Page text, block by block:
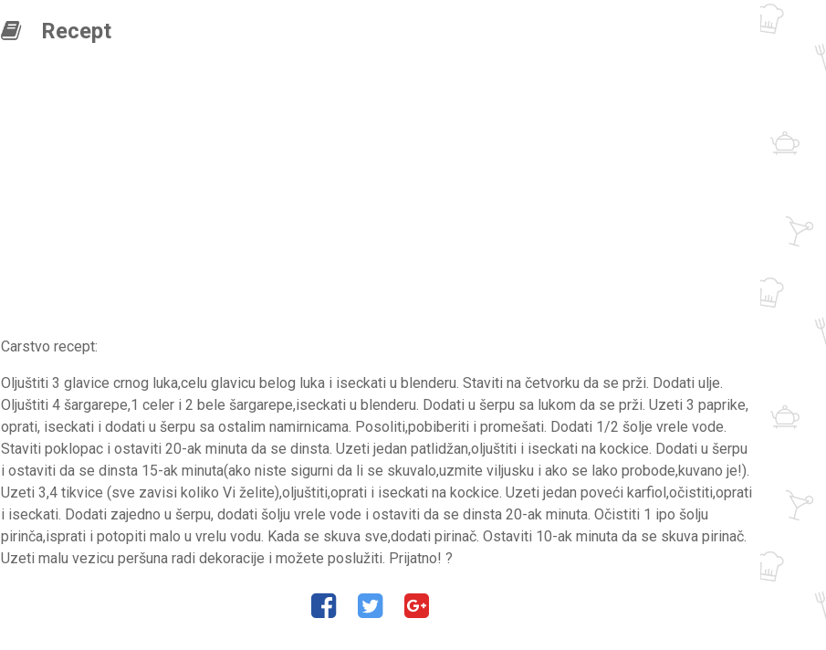
Recept
Carstvo recept:
Oljuštiti 3 glavice crnog luka,celu glavicu belog luka i iseckati u blenderu. Staviti na četvorku da se prži. Dodati ulje.
Oljuštiti 4 šargarepe,1 celer i 2 bele šargarepe,iseckati u blenderu. Dodati u šerpu sa lukom da se prži. Uzeti 3 paprike,
oprati, iseckati i dodati u šerpu sa ostalim namirnicama. Posoliti,pobiberiti i promešati. Dodati 1/2 šolje vrele vode.
Staviti poklopac i ostaviti 20-ak minuta da se dinsta. Uzeti jedan patlidžan,oljuštiti i iseckati na kockice. Dodati u šerpu
i ostaviti da se dinsta 15-ak minuta(ako niste sigurni da li se skuvalo,uzmite viljusku i ako se lako probode,kuvano je!).
Uzeti 3,4 tikvice (sve zavisi koliko Vi želite),oljuštiti,oprati i iseckati na kockice. Uzeti jedan poveći karfiol,očistiti,oprati
i iseckati. Dodati zajedno u šerpu, dodati šolju vrele vode i ostaviti da se dinsta 20-ak minuta. Očistiti 1 ipo šolju
pirinča,isprati i potopiti malo u vrelu vodu. Kada se skuva sve,dodati pirinač. Ostaviti 10-ak minuta da se skuva pirinač.
Uzeti malu vezicu peršuna radi dekoracije i možete poslužiti. Prijatno! ?